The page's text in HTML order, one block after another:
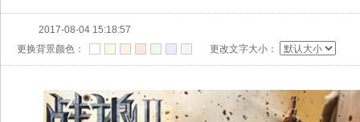
2017-08-04 15:18:57
更换背景颜色：
更改文字大小：